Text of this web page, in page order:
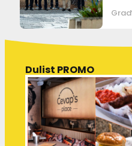
Grad
Dulist PROMO